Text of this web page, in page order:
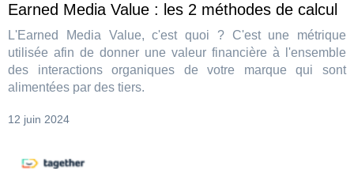
Earned Media Value : les 2 méthodes de calcul
L'Earned Media Value, c'est quoi ? C'est une métrique
utilisée afin de donner une valeur financière à l'ensemble
des interactions organiques de votre marque qui sont
alimentées par des tiers.
12 juin 2024